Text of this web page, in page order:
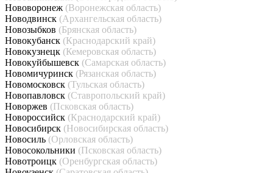
Нововоронеж (Воронежская область)
Новодвинск (Архангельская область)
Новозыбков (Брянская область)
Новокубанск (Краснодарский край)
Новокузнецк (Кемеровская область)
Новокуйбышевск (Самарская область)
Новомичуринск (Рязанская область)
Новомосковск (Тульская область)
Новопавловск (Ставропольский край)
Новоржев (Псковская область)
Новороссийск (Краснодарский край)
Новосибирск (Новосибирская область)
Новосиль (Орловская область)
Новосокольники (Псковская область)
Новотроицк (Оренбургская область)